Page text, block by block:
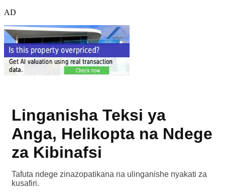
AD
Linganisha Teksi ya
Anga, Helikopta na Ndege
za Kibinafsi
Tafuta ndege zinazopatikana na ulinganishe nyakati za
kusafiri.